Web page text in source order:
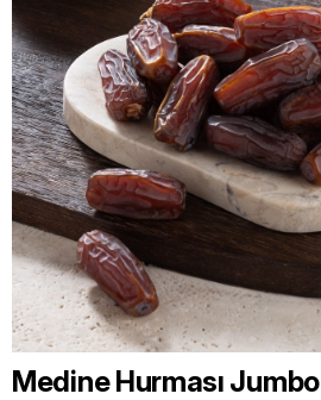
Medine Hurması Jumbo